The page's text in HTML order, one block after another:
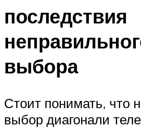
последствия
выбора
Стоит понимать, что
выбор диагонали